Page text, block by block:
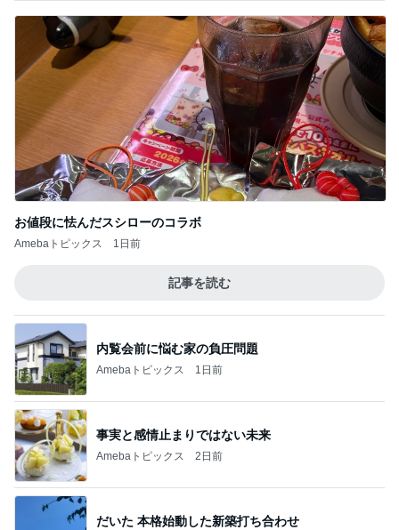
お値段に怯んだスシローのコラボ
Amebaトピックス 1日前
記事を読む
内覧会前に悩む家の負圧問題
Amebaトピックス 1日前
事実と感情止まりではない未来
Amebaトピックス 2日前
だいた 本格始動した新築打ち合わせ